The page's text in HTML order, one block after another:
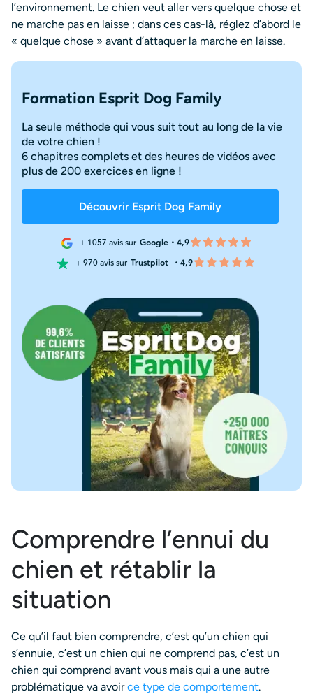
l’environnement. Le chien veut aller vers quelque chose et
ne marche pas en laisse ; dans ces cas-là, réglez d’abord le
« quelque chose » avant d’attaquer la marche en laisse.
Formation Esprit Dog Family
La seule méthode qui vous suit tout au long de la vie
de votre chien !
6 chapitres complets et des heures de vidéos avec
plus de 200 exercices en ligne !
Découvrir Esprit Dog Family
+ 1057 avis sur Google・4,9
+ 970 avis sur Trustpilot ・4,9
Comprendre l’ennui du
chien et rétablir la
situation
Ce qu’il faut bien comprendre, c’est qu’un chien qui
s’ennuie, c’est un chien qui ne comprend pas, c’est un
chien qui comprend avant vous mais qui a une autre
problématique va avoirce type de comportement.